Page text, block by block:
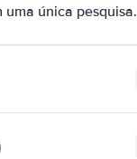
uma única pesquisa.